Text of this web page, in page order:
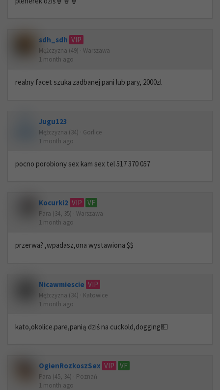
sdh_sdh VIP
Mężczyzna (49) · Warszawa
1 month ago
realny facet szuka zadbanej pani lub pary, 2000zl
Jugu123
Mężczyzna (34) · Gorlice
1 month ago
pocno porobiony sex kam sex tel 517 370 057
Kocurki2 VIP VF
Para (34, 35) · Warszawa
1 month ago
przerwa? ,wpadasz,ona wystawiona $$
Nicawmiescie VIP
Mężczyzna (34) · Katowice
1 month ago
kato,okolice.pare,panią dziś na cuckold,dogging💵
OgienRozkoszSex VIP VF
Para (45, 34) · Poznań
1 month ago